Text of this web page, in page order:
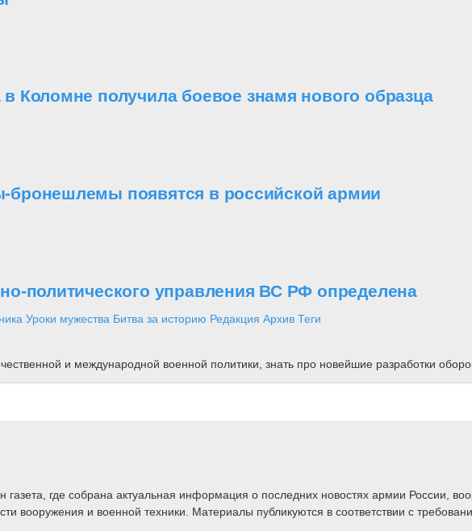
Коломне получила боевое знамя нового образца
бронешлемы появятся в российской армии
политического управления ВС РФ определена
Уроки мужества Битва за историю Редакция Архив Теги
и международной военной политики, знать про новейшие разработки
где собрана актуальная информация о последних новостях армии России,
вооружения и военной техники. Материалы публикуются в соответствии с